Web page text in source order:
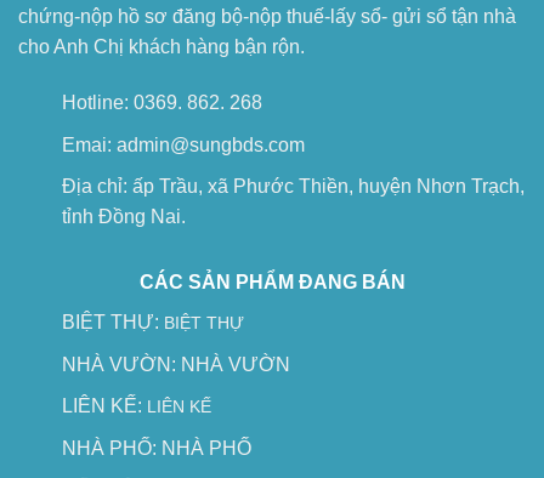
chứng-nộp hồ sơ đăng bộ-nộp thuế-lấy sổ- gửi sổ tận nhà
cho Anh Chị khách hàng bận rộn.
Hotline: 0369. 862. 268
Emai: admin@sungbds.com
Địa chỉ: ấp Trầu, xã Phước Thiền, huyện Nhơn Trạch,
tỉnh Đồng Nai.
CÁC SẢN PHẨM ĐANG BÁN
BIỆT THỰ: BIỆT THỰ
NHÀ VƯỜN: NHÀ VƯỜN
LIÊN KẾ: LIÊN KẾ
NHÀ PHỐ: NHÀ PHỐ